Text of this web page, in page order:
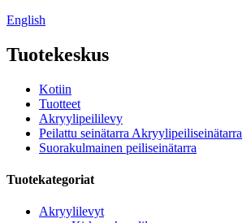
English
Tuotekeskus
Kotiin
Tuotteet
Akryylipeililevy
Peilattu seinätarra Akryylipeiliseinätarra
Suorakulmainen peiliseinätarra
Tuotekategoriat
Akryylilevyt